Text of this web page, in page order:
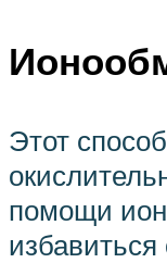
Этот
помощи
избавиться